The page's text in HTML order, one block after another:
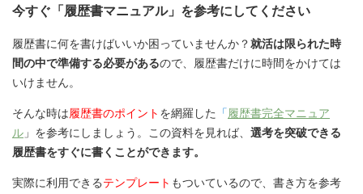
今すぐ「履歴書マニュアル」を参考にしてください
履歴書に何を書けばいいか困っていませんか？就活は限られた時
間の中で準備する必要があるので、履歴書だけに時間をかけては
いけません。
そんな時は履歴書のポイント を網羅した 「 履歴書完全マニュア
ル 」を参考にしましょう。この資料を見れば、 選考を突破できる
履歴書をすぐに書くことができます。
実際に利用できるテンプレート もついているので、書き方を参考